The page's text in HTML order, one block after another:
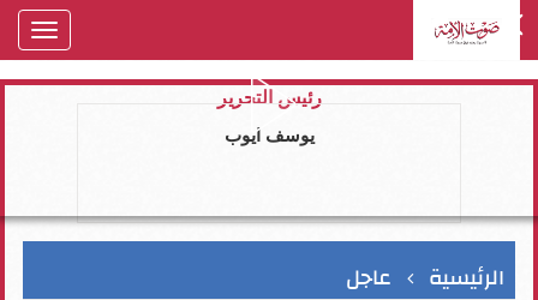
رئيس التحرير
يوسف ايوب
الرئيسية عاجل